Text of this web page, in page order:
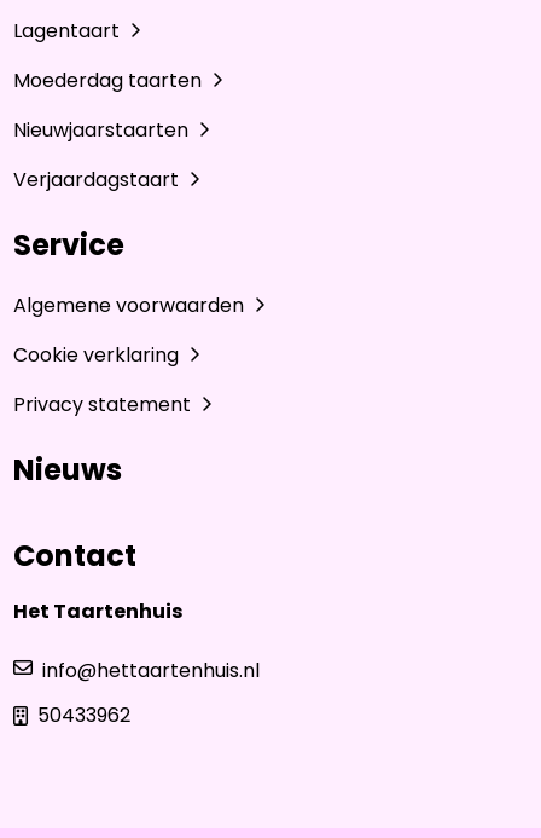
Lagentaart
Moederdag taarten
Nieuwjaarstaarten
Verjaardagstaart
Service
Algemene voorwaarden
Cookie verklaring
Privacy statement
Nieuws
Contact
Het Taartenhuis
info@hettaartenhuis.nl
50433962